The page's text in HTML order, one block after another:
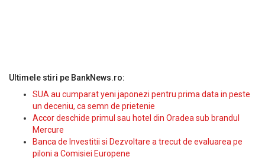
Ultimele stiri pe BankNews.ro:
SUA au cumparat yeni japonezi pentru prima data in peste
un deceniu, ca semn de prietenie
Accor deschide primul sau hotel din Oradea sub brandul
Mercure
Banca de Investitii si Dezvoltare a trecut de evaluarea pe
piloni a Comisiei Europene